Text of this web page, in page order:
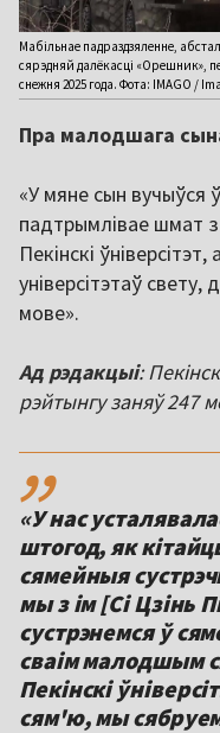
Мабільнае падраздзяленне,
сярэдняй далёкасці «Орешник»,
снежня 2025 года. Фота: IMAGO /
Пра малодшага
«У мяне сын вучыўся
падтрымлівае шмат з
Пекінскі
універсітэтаў
мове».
Ад рэдакцыі:
рэйтынгу заняў 247
,,
«У нас
штогод, як
сямейныя
мы з ім [Сі Цзінь
сустрэнемся ў
сваім малодшым
Пекінскі
сям'ю, мы